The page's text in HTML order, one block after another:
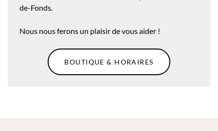
de-Fonds.
Nous nous ferons un plaisir de vous aider !
BOUTIQUE & HORAIRES